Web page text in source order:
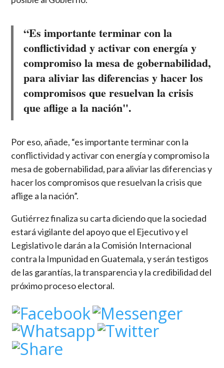
“Es importante terminar con la
conflictividad y activar con energía y
compromiso la mesa de gobernabilidad,
para aliviar las diferencias y hacer los
compromisos que resuelvan la crisis
que aflige a la nación".
Por eso, añade, “es importante terminar con la
conflictividad y activar con energía y compromiso la
mesa de gobernabilidad, para aliviar las diferencias y
hacer los compromisos que resuelvan la crisis que
aflige a la nación”.
Gutiérrez finaliza su carta diciendo que la sociedad
estará vigilante del apoyo que el Ejecutivo y el
Legislativo le darán a la Comisión Internacional
contra la Impunidad en Guatemala, y serán testigos
de las garantías, la transparencia y la credibilidad del
próximo proceso electoral.